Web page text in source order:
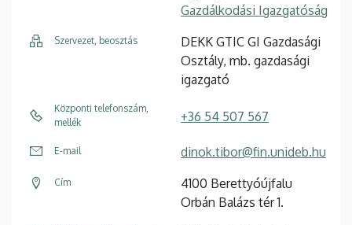
Gazdálkodási Igazgatóság
Szervezet, beosztás
DEKK GTIC GI Gazdasági
Osztály, mb. gazdasági
igazgató
Központi telefonszám,
mellék
+36 54 507 567
E-mail dinok.tibor@fin.unideb.hu
Cím
4100 Berettyóújfalu
Orbán Balázs tér 1.